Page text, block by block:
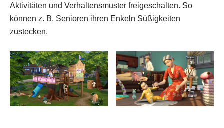
Aktivitäten und Verhaltensmuster freigeschalten. So
können z. B. ­Senioren ihren Enkeln Süßigkeiten
zustecken.